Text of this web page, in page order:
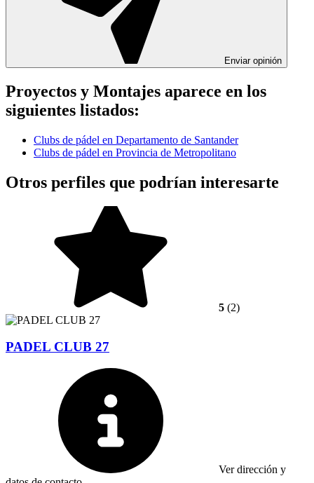
Enviar opinión
Proyectos y Montajes aparece en los
siguientes listados:
Clubs de pádel en Departamento de Santander
Clubs de pádel en Provincia de Metropolitano
Otros perfiles que podrían interesarte
5 (2)
PADEL CLUB 27
Ver dirección y